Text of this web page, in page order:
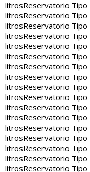
litrosReservatorio Tipo
litrosReservatorio Tipo
litrosReservatorio Tipo
litrosReservatorio Tipo
litrosReservatorio Tipo
litrosReservatorio Tipo
litrosReservatorio Tipo
litrosReservatorio Tipo
litrosReservatorio Tipo
litrosReservatorio Tipo
litrosReservatorio Tipo
litrosReservatorio Tipo
litrosReservatorio Tipo
litrosReservatorio Tipo
litrosReservatorio Tipo
litrosReservatorio Tipo
litrosReservatorio Tipo